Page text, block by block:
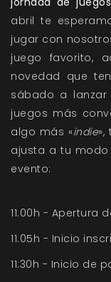
abril te
jugar con
juego favorito,
novedad que
sábado a
juegos más
algo más «indie
ajusta a tu modo
evento:
11.00h - Apertura
11.05h - Inicio
11:30h - Inicio de